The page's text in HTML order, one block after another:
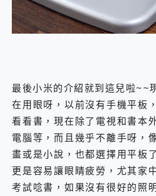
最後小米的介紹就到這兒啦~~
在用眼呀，以前沒有手機平板
看看書，現在除了電視和書本
電腦等，而且幾乎不離手呀，
畫或是小說，也都選擇用平板
更是容易讓眼睛疲勞，尤其家
考試唸書，如果沒有很好的照